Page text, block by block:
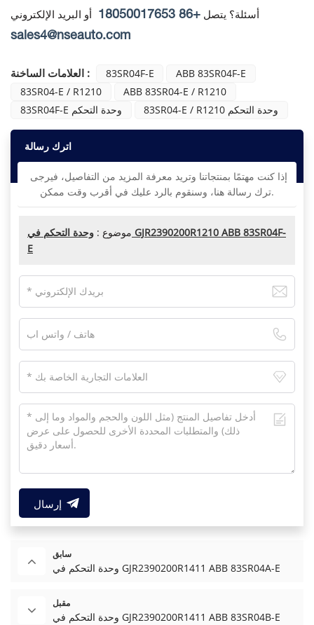
أسئلة؟ يتصل +86 18050017653 أو البريد الإلكتروني
sales4@nseauto.com
العلامات الساخنة : 83SR04F-E
ABB 83SR04F-E
83SR04-E / R1210
ABB 83SR04-E / R1210
83SR04F-E وحدة التحكم
83SR04-E / R1210 وحدة التحكم
اترك رسالة
ترك رسالة هنا، وسنقوم بالرد عليك في أقرب وقت ممكن.
موضوع : وحدة التحكم في GJR2390200R1210 ABB 83SR04F-
E
إرسال
سابق
وحدة التحكم في GJR2390200R1411 ABB 83SR04A-E
مقبل
وحدة التحكم في GJR2390200R1411 ABB 83SR04B-E